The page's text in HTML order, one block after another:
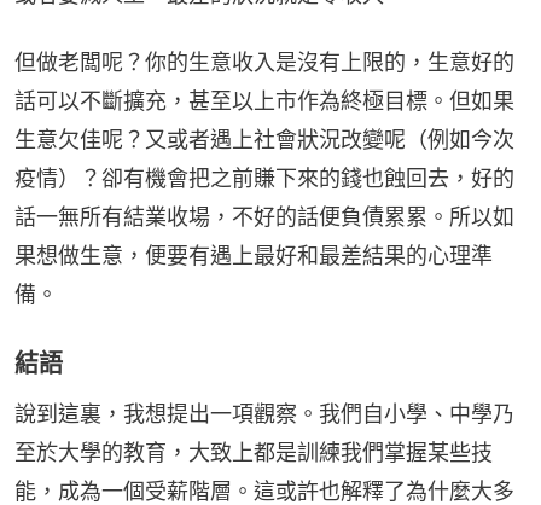
但做老闆呢？你的生意收入是沒有上限的，生意好的
話可以不斷擴充，甚至以上市作為終極目標。但如果
生意欠佳呢？又或者遇上社會狀況改變呢（例如今次
疫情）？卻有機會把之前賺下來的錢也蝕回去，好的
話一無所有結業收場，不好的話便負債累累。所以如
果想做生意，便要有遇上最好和最差結果的心理準
備。
結語
說到這裏，我想提出一項觀察。我們自小學、中學乃
至於大學的教育，大致上都是訓練我們掌握某些技
能，成為一個受薪階層。這或許也解釋了為什麼大多